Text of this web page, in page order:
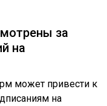
за
на
может привести к
на